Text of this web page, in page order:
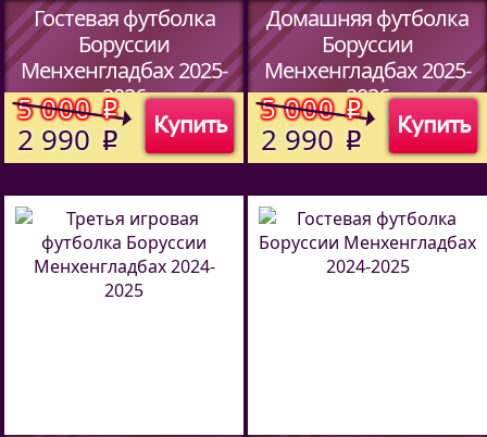
Гостевая футболка
Боруссии
Менхенгладбах 2025-
2026
(Код:513970114 Купить
5 000o
2 990 o
Домашняя футболка
Боруссии
Менхенгладбах 2025-
2026
(Код:513970114 Купить
5 000o
2 990 o